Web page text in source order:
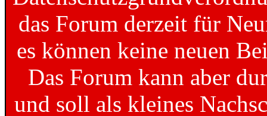
das Forum derzeit für
es können keine neuen
Das Forum kann aber
und soll als kleines